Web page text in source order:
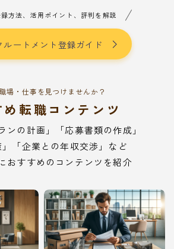
方法、活用ポイント、評判を解説
ルートメント登録ガイド
場・仕事を見つけませんか？
め転職コンテンツ
ンの計画」「応募書類の作成」
」「企業との年収交渉」など
おすすめのコンテンツを紹介